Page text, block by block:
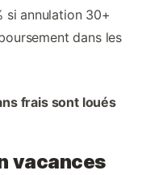
si annulation 30+
dans les
frais sont loués
vacances